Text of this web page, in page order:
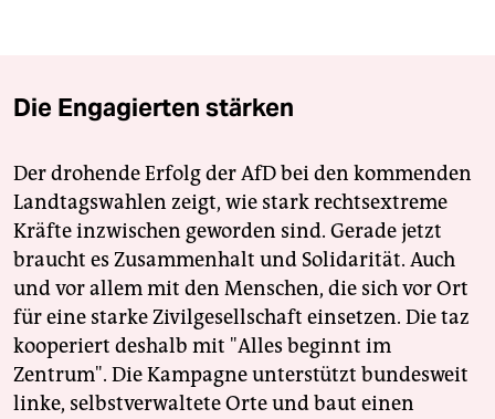
Die Engagierten stärken
Der drohende Erfolg der AfD bei den kommenden
Landtagswahlen zeigt, wie stark rechtsextreme
Kräfte inzwischen geworden sind. Gerade jetzt
braucht es Zusammenhalt und Solidarität. Auch
und vor allem mit den Menschen, die sich vor Ort
für eine starke Zivilgesellschaft einsetzen. Die taz
kooperiert deshalb mit "Alles beginnt im
Zentrum". Die Kampagne unterstützt bundesweit
linke, selbstverwaltete Orte und baut einen